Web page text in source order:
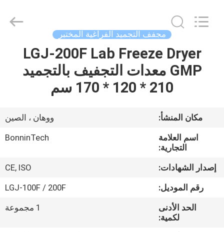
أشرطة
فيديو
معلومات
جولة
Technology
مجفف التجميد الفراغية المختبر
LGJ-200F Lab Freeze Dryer
GMP معدات التجفيف بالتجميد
210 * 120 * 170 سم
مكان المنشأ:
ووهان ، الصين
اسم العلامة
التجارية:
BonninTech
إصدار الشهادات:
CE, ISO
رقم الموديل:
LGJ-100F / 200F
الحد الأدنى
لكمية:
1 مجموعة